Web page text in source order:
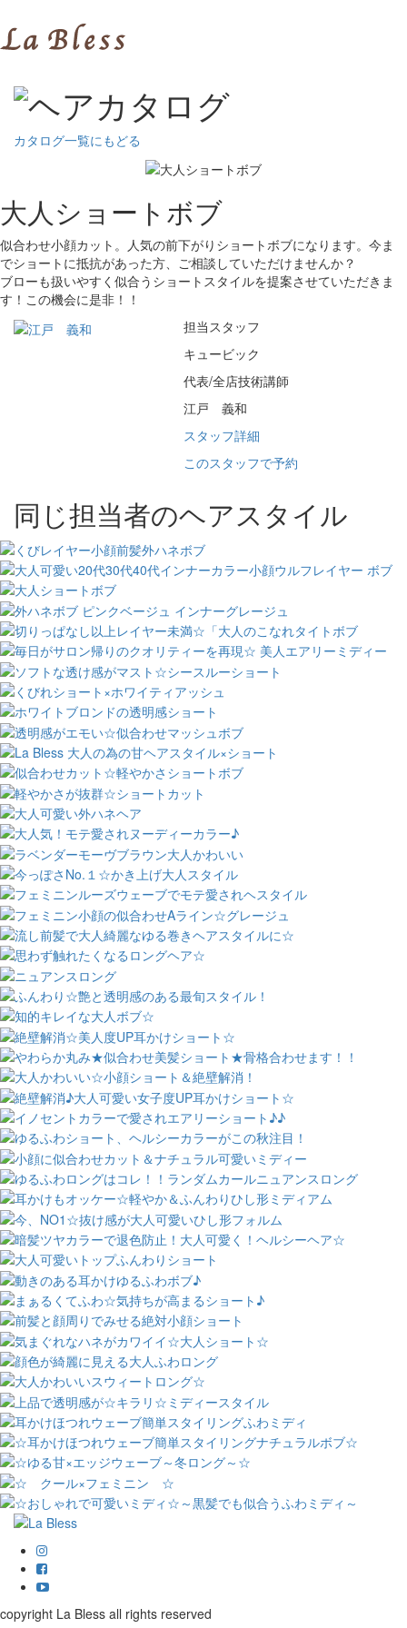
カタログ一覧にもどる
大人ショートボブ
似合わせ小顔カット。人気の前下がりショートボブになります。今ま
でショートに抵抗があった方、ご相談していただけませんか？
ブローも扱いやすく似合うショートスタイルを提案させていただきま
す！この機会に是非！！
担当スタッフ
キュービック
代表/全店技術講師
江戸 義和
スタッフ詳細
このスタッフで予約
同じ担当者のヘアスタイル
copyright La Bless all rights reserved